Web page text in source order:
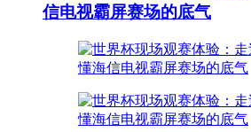
信电视霸屏赛场的底气